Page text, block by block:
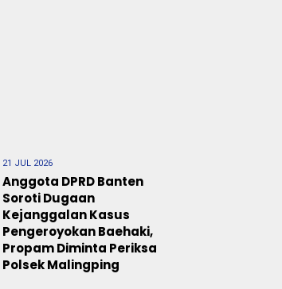
21 JUL 2026
Anggota DPRD Banten
Soroti Dugaan
Kejanggalan Kasus
Pengeroyokan Baehaki,
Propam Diminta Periksa
Polsek Malingping